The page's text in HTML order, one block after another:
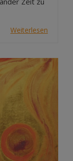
Weiterlesen